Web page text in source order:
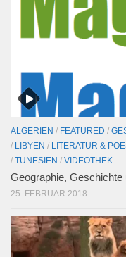
ALGERIEN / FEATURED /
/ LIBYEN / LITERATUR &
/ TUNESIEN / VIDEOTHEK
Geographie,
25. FEBRUAR 2018